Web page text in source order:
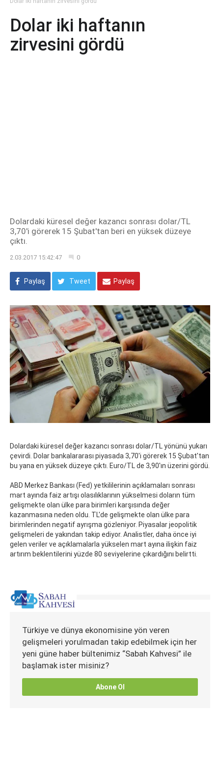
Dolar iki haftanın
zirvesini gördü
Dolardaki küresel değer kazancı sonrası dolar/TL
3,70'i görerek 15 Şubat'tan beri en yüksek düzeye
çıktı.
2.03.2017 15:42:47 0
Paylaş Tweet Paylaş
Dolardaki küresel değer kazancı sonrası dolar/TL yönünü yukarı
çevirdi. Dolar bankalararası piyasada 3,70'i görerek 15 Şubat'tan
bu yana en yüksek düzeye çıktı. Euro/TL de 3,90'ın üzerini gördü.
ABD Merkez Bankası (Fed) yetkililerinin açıklamaları sonrası
mart ayında faiz artışı olasılıklarının yükselmesi doların tüm
gelişmekte olan ülke para birimleri karşısında değer
kazanmasına neden oldu. TL'de gelişmekte olan ülke para
birimlerinden negatif ayrışma gözleniyor. Piyasalar jeopolitik
gelişmeleri de yakından takip ediyor. Analistler, daha önce iyi
gelen veriler ve açıklamalarla yükselen mart ayına ilişkin faiz
artırım beklentilerini yüzde 80 seviyelerine çıkardığını belirtti.
Türkiye ve dünya ekonomisine yön veren
gelişmeleri yorulmadan takip edebilmek için her
yeni güne haber bültenimiz “Sabah Kahvesi” ile
başlamak ister misiniz?
Abone Ol